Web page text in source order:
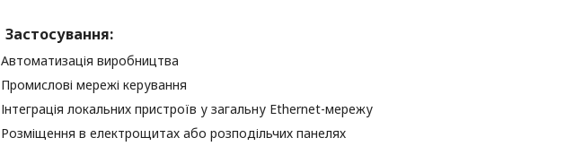
Застосування:
Автоматизація виробництва
Промислові мережі керування
Інтеграція локальних пристроїв у загальну Ethernet-мережу
Розміщення в електрощитах або розподільчих панелях